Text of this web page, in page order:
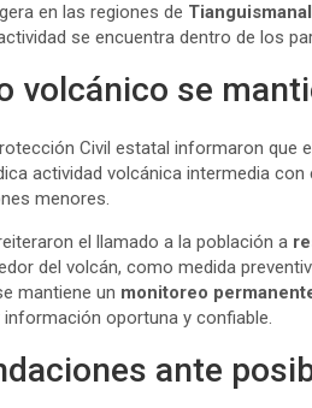
en las regiones de
se encuentra dentro de los
volcánico se
Civil estatal informaron que el
actividad volcánica intermedia
menores.
el llamado a la población a
del volcán, como medida
mantiene un monitoreo
oportuna y confiable.
ante